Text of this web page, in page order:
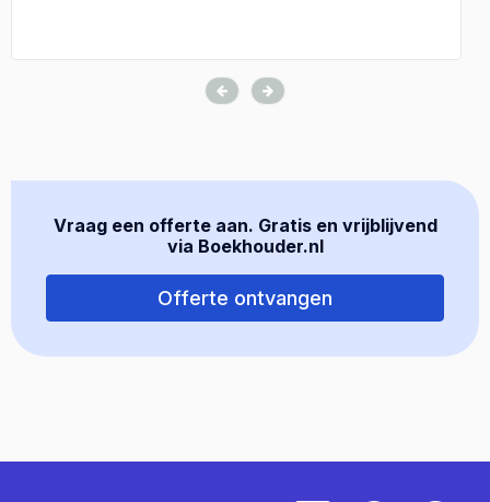
Vraag een offerte aan. Gratis en vrijblijvend
via Boekhouder.nl
Offerte ontvangen